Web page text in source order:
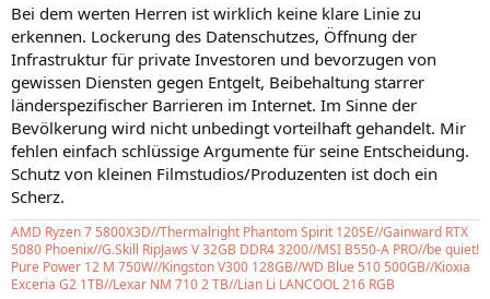
Bei dem werten Herren ist wirklich keine klare Linie zu
erkennen. Lockerung des Datenschutzes, Öffnung der
Infrastruktur für private Investoren und bevorzugen von
gewissen Diensten gegen Entgelt, Beibehaltung starrer
länderspezifischer Barrieren im Internet. Im Sinne der
Bevölkerung wird nicht unbedingt vorteilhaft gehandelt. Mir
fehlen einfach schlüssige Argumente für seine Entscheidung.
Schutz von kleinen Filmstudios/Produzenten ist doch ein
Scherz.
AMD Ryzen 7 5800X3D//Thermalright Phantom Spirit 120SE//Gainward RTX
5080 Phoenix//G.Skill RipJaws V 32GB DDR4 3200//MSI B550-A PRO//be quiet!
Pure Power 12 M 750W//Kingston V300 128GB//WD Blue 510 500GB//Kioxia
Exceria G2 1TB//Lexar NM 710 2 TB//Lian Li LANCOOL 216 RGB